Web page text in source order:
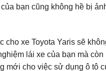
cho xe Toyota Yaris sẽ
mới cho việc sử dụng ô tô